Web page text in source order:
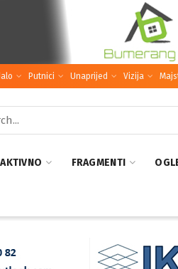
Putnici Unaprijed Vizija
FRAGMENTI